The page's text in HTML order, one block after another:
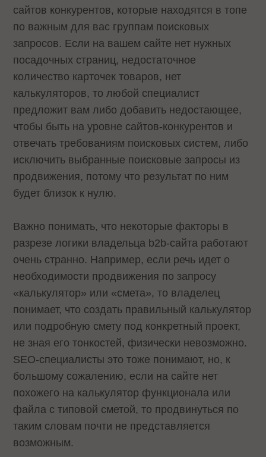
сайтов конкурентов, которые находятся в топе
по важным для вас группам поисковых
запросов. Если на вашем сайте нет нужных
посадочных страниц, недостаточное
количество карточек товаров, нет
калькуляторов, то любой специалист
предложит вам либо добавить недостающее,
чтобы быть на уровне сайтов-конкурентов и
отвечать требованиям поисковых систем, либо
исключить выбранные поисковые запросы из
продвижения, потому что результат по ним
будет близок к нулю.
Важно понимать, что некоторые факторы в
разрезе логики владельца b2b-сайта работают
очень странно. Например, если речь идет о
необходимости продвижения по запросу
«калькулятор» или «смета», то владелец
понимает, что создать правильный калькулятор
или подробную смету под конкретный проект,
не зная его тонкостей, физически невозможно.
SEO-специалисты это тоже понимают, но, к
большому сожалению, если на сайте нет
похожего на калькулятор функционала или
файла с типовой сметой, то продвинуться по
таким словам почти не представляется
возможным.